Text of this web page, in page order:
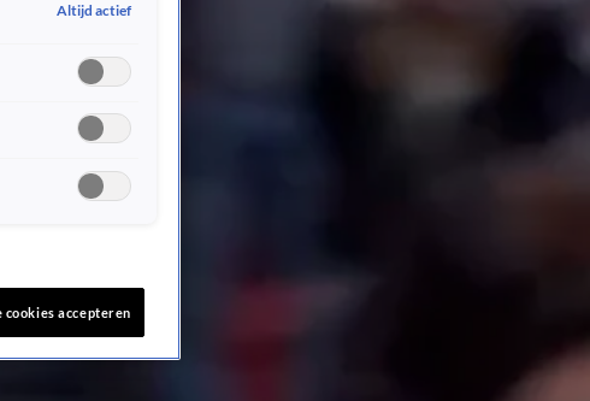
Altijd actief
cookies accepteren